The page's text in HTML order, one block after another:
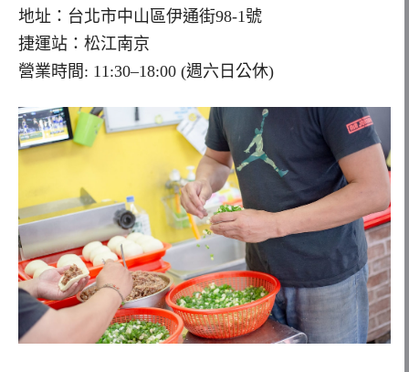
地址：台北市中山區伊通街98-1號
捷運站：松江南京
營業時間: 11:30–18:00 (週六日公休)